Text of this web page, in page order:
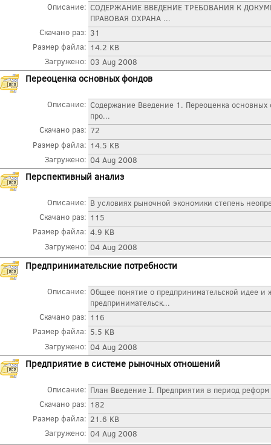
Описание: СОДЕРЖАНИЕ ВВЕДЕНИЕ ТРЕБОВАНИЯ К
ПРАВОВАЯ ОХРАНА ...
Скачано раз: 31
Размер файла: 14.2 KB
Загружено: 03 Aug 2008
Переоценка основных фондов
Описание: Содержание Введение 1. Переоценка
про...
Скачано раз: 72
Размер файла: 14.5 KB
Загружено: 04 Aug 2008
Перспективный анализ
Описание: В условиях рыночной экономики степень
Скачано раз: 115
Размер файла: 4.9 KB
Загружено: 04 Aug 2008
Предпринимательские потребности
Описание: Общее понятие о предпринимательской идее
предпринимательск...
Скачано раз: 116
Размер файла: 5.5 KB
Загружено: 04 Aug 2008
Предприятие в системе рыночных отношений
Описание: План Введение I. Предприятия в период
Скачано раз: 182
Размер файла: 21.6 KB
Загружено: 04 Aug 2008